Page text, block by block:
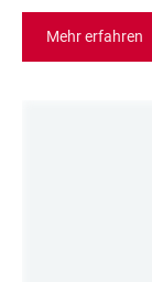
Mehr erfahren